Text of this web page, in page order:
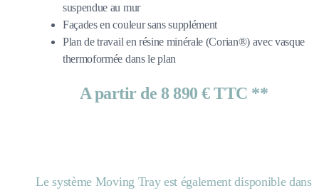
suspendue au mur
Façades en couleur sans supplément
Plan de travail en résine minérale (Corian®) avec vasque
thermoformée dans le plan
A partir de 8 890 € TTC **
Le système Moving Tray est également disponible dans